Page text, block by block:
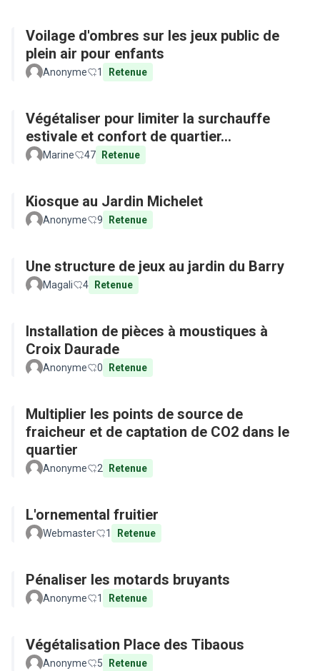
Voilage d'ombres sur les jeux public de
plein air pour enfants
Anonyme 1 Retenue
Végétaliser pour limiter la surchauffe
estivale et confort de quartier...
Marine 47 Retenue
Kiosque au Jardin Michelet
Anonyme 9 Retenue
Une structure de jeux au jardin du Barry
Magali 4 Retenue
Installation de pièces à moustiques à
Croix Daurade
Anonyme 0 Retenue
Multiplier les points de source de
fraicheur et de captation de CO2 dans le
quartier
Anonyme 2 Retenue
L'ornemental fruitier
Webmaster 1 Retenue
Pénaliser les motards bruyants
Anonyme 1 Retenue
Végétalisation Place des Tibaous
Anonyme 5 Retenue